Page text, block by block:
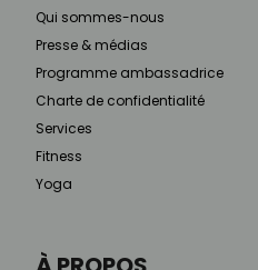
Qui sommes-nous
Presse & médias
Programme ambassadrice
Charte de confidentialité
Services
Fitness
Yoga